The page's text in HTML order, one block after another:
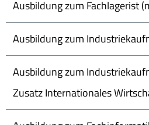
Ausbildung zum Fachlagerist
Ausbildung zum
Ausbildung zum
Zusatz Internationales